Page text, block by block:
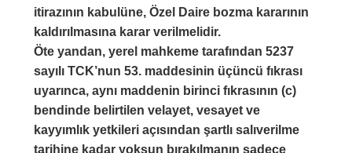
itirazının kabulüne, Özel Daire bozma kararının
kaldırılmasına karar verilmelidir.
Öte yandan, yerel mahkeme tarafından 5237
sayılı TCK’nun 53. maddesinin üçüncü fıkrası
uyarınca, aynı maddenin birinci fıkrasının (c)
bendinde belirtilen velayet, vesayet ve
kayyımlık yetkileri açısından şartlı salıverilme
tarihine kadar yoksun bırakılmanın sadece